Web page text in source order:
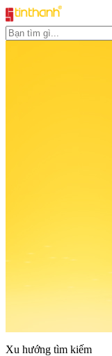
Xu hướng tìm kiếm